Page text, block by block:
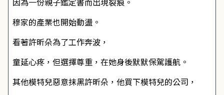
穆家的產業也開始動盪。
看著許昕朵為了工作奔波，
童延心疼，但選擇尊重，在她身後默默保駕護航。
其他模特兒惡意抹黑許昕朵，他買下模特兒的公司，